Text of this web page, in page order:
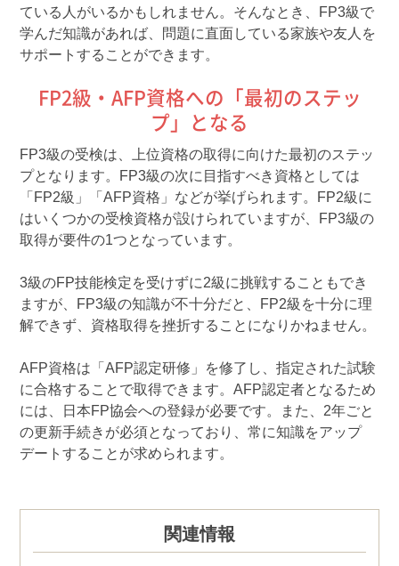
ている人がいるかもしれません。そんなとき、FP3級で
学んだ知識があれば、問題に直面している家族や友人を
サポートすることができます。
FP2級・AFP資格への「最初のステッ
プ」となる
FP3級の受検は、上位資格の取得に向けた最初のステッ
プとなります。FP3級の次に目指すべき資格としては
「FP2級」「AFP資格」などが挙げられます。FP2級に
はいくつかの受検資格が設けられていますが、FP3級の
取得が要件の1つとなっています。
3級のFP技能検定を受けずに2級に挑戦することもでき
ますが、FP3級の知識が不十分だと、FP2級を十分に理
解できず、資格取得を挫折することになりかねません。
AFP資格は「AFP認定研修」を修了し、指定された試験
に合格することで取得できます。AFP認定者となるため
には、日本FP協会への登録が必要です。また、2年ごと
の更新手続きが必須となっており、常に知識をアップ
デートすることが求められます。
関連情報